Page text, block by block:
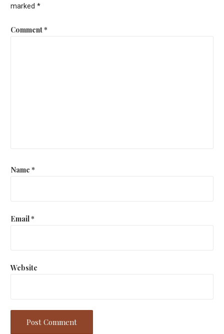
marked *
Comment*
Name *
Email*
Website